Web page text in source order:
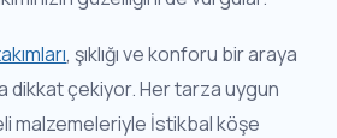
, şıklığı ve konforu bir araya
dikkat çekiyor. Her tarza uygun
malzemeleriyle İstikbal köşe